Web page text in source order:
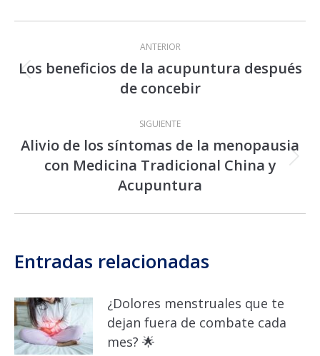
Navegación
entre
publicaciones
ANTERIOR
Publicación
anterior:
Los beneficios de la acupuntura después
de concebir
SIGUIENTE
Publicación
siguiente:
Alivio de los síntomas de la menopausia
con Medicina Tradicional China y
Acupuntura
Entradas relacionadas
¿Dolores menstruales que te
dejan fuera de combate cada
mes? 🌟